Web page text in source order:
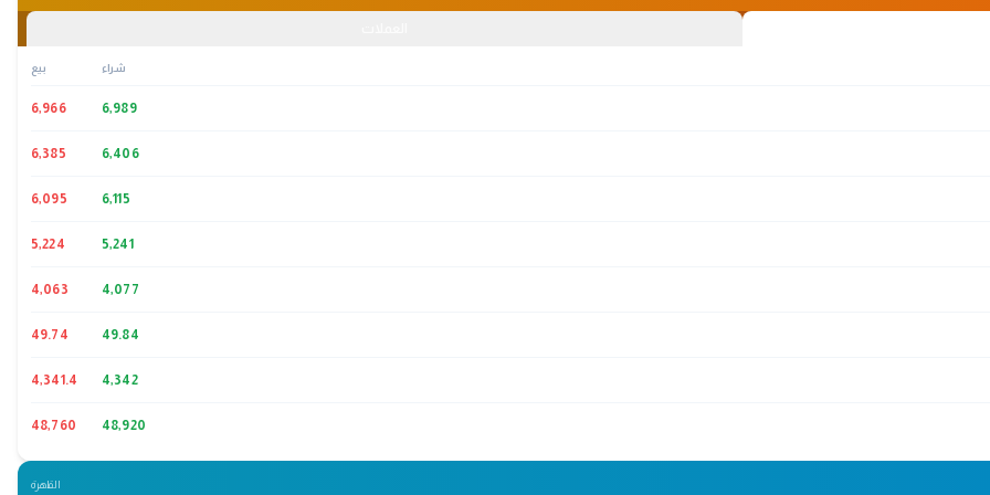
شراء بيع
6,989
6,966
6,406
6,385
6,115
6,095
5,241
5,224
4,077
4,063
49.84
49.74
4,342
4,341.4
48,920
48,760
القاهرة